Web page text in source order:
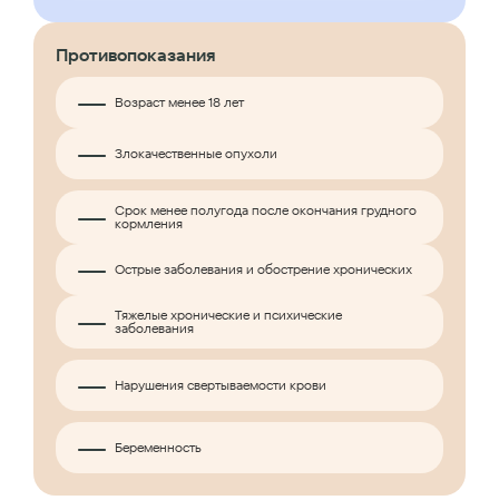
Противопоказания
Возраст менее 18 лет
Злокачественные опухоли
Срок менее полугода после окончания грудного
кормления
Острые заболевания и обострение хронических
Тяжелые хронические и психические
заболевания
Нарушения свертываемости крови
Беременность